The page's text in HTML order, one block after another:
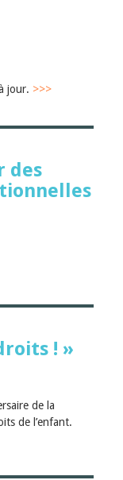
jour. >>>
des
! »
de la
de l’enfant.